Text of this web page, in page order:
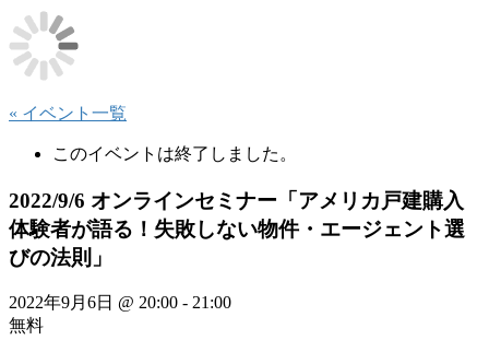
« イベント一覧
このイベントは終了しました。
2022/9/6 オンラインセミナー「アメリカ戸建購入
体験者が語る！失敗しない物件・エージェント選
びの法則」
2022年9月6日 @ 20:00 - 21:00
無料